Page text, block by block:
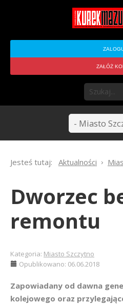
ZAŁÓŻ
Jesteś tutaj: Aktualności
Dworzec
remontu
Kategoria: Miasto Szczytno
Opublikowano: 06.06.2018
Zapowiadany od dawna
kolejowego oraz